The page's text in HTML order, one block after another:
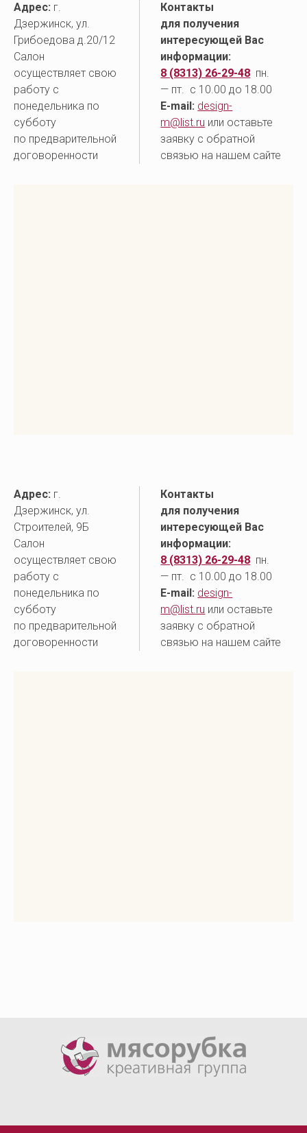
Адрес: г.
Дзержинск, ул.
Грибоедова д.20/12
Салон
осуществляет свою
работу с
понедельника по
субботу
по предварительной
договоренности
Контакты
для получения
интересующей Вас
информации:
8 (8313) 26-29-48 пн.
— пт. с 10.00 до 18.00
E-mail: design-
m@list.ru или оставьте
заявку с обратной
связью на нашем сайте
Адрес: г.
Дзержинск, ул.
Строителей, 9Б
Салон
осуществляет свою
работу с
понедельника по
субботу
по предварительной
договоренности
Контакты
для получения
интересующей Вас
информации:
8 (8313) 26-29-48 пн.
— пт. с 10.00 до 18.00
E-mail: design-
m@list.ru или оставьте
заявку с обратной
связью на нашем сайте